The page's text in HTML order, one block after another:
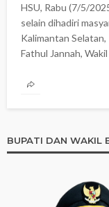
HSU, Rabu (7/5/
selain dihadiri
Kalimantan
Fathul Jannah,
BUPATI DAN WAKIL